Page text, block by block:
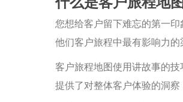
您想给客户留下难忘的第一
他们客户旅程中最有影响力
客户旅程地图使用讲故事的
提供了对整体客户体验的洞